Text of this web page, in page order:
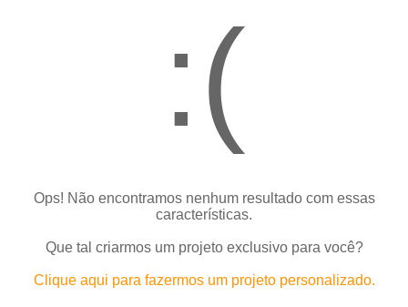
:(
Ops! Não encontramos nenhum resultado com essas
características.
Que tal criarmos um projeto exclusivo para você?
Clique aqui para fazermos um projeto personalizado.